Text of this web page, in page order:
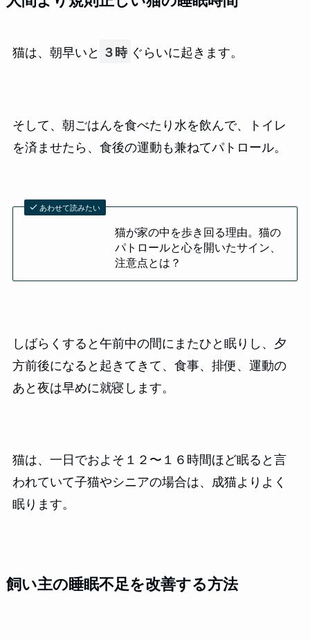
猫は、朝早いと ３時 ぐらいに起きます。
そして、朝ごはんを食べたり水を飲んで、トイレ
を済ませたら、食後の運動も兼ねてパトロール。
あわせて読みたい
猫が家の中を歩き回る理由。猫の
パトロールと心を開いたサイン、
注意点とは？
しばらくすると午前中の間にまたひと眠りし、夕
方前後になると起きてきて、食事、排便、運動の
あと夜は早めに就寝します。
猫は、一日でおよそ１２〜１６時間ほど眠ると言
われていて子猫やシニアの場合は、成猫よりよく
眠ります。
飼い主の睡眠不足を改善する方法